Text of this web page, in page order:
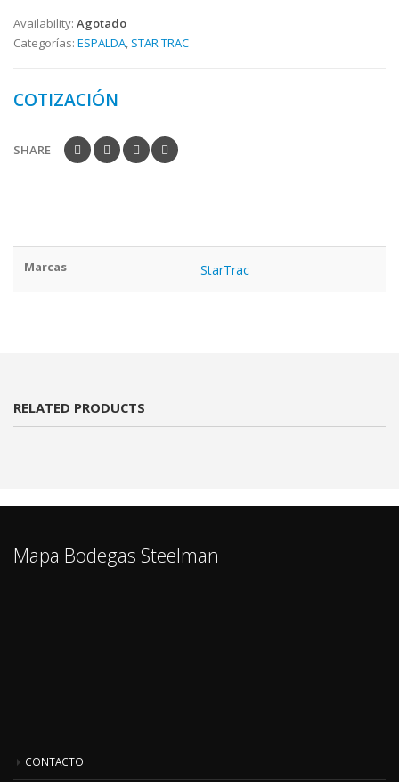
Availability: Agotado
Categorías: ESPALDA, STAR TRAC
COTIZACIÓN
SHARE
Marcas StarTrac
RELATED PRODUCTS
Mapa Bodegas Steelman
CONTACTO